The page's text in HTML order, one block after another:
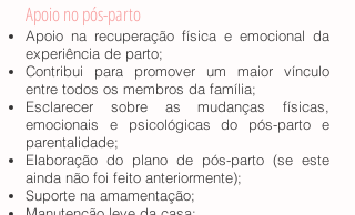
Apoio no pós-parto
Apoio na recuperação física e emocional da
experiência de parto;
Contribui para promover um maior vínculo
entre todos os membros da família;
Esclarecer sobre as mudanças físicas,
emocionais e psicológicas do pós-parto e
parentalidade;
Elaboração do plano de pós-parto (se este
ainda não foi feito anteriormente);
Suporte na amamentação;